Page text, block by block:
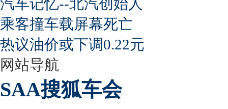
汽车记忆--北汽创始人
乘客撞车载屏幕死亡
热议油价或下调0.22元
网站导航
SAA搜狐车会